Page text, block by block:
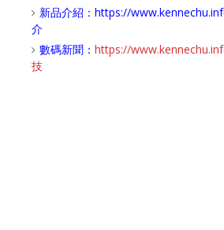
新品介紹： https://
介
數碼新聞： https://
技